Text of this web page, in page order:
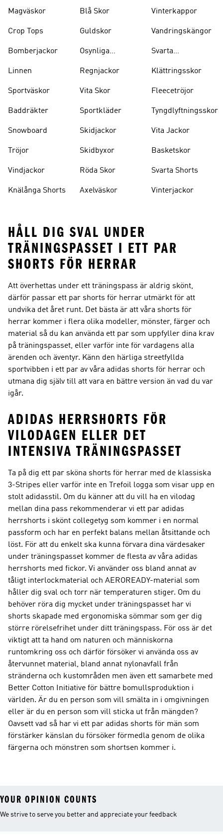
Magväskor
Crop Tops
Bomberjackor
Linnen
Sportväskor
Baddräkter
Snowboard
Tröjor
Vindjackor
Knälånga Shorts
Blå Skor
Guldskor
Osynliga
Regnjackor
Vita Skor
Sportkläder
Skidjackor
Skidbyxor
Röda Skor
Axelväskor
Vinterkappor
Vandringskängor
Svarta
Klättringsskor
Fleecetröjor
Tyngdlyftningsskor
Vita Jackor
Basketskor
Svarta Shorts
Vinterjackor
HÅLL DIG SVAL UNDER
TRÄNINGSPASSET I ETT PAR
SHORTS FÖR HERRAR
Att överhettas under ett träningspass är aldrig skönt,
därför passar ett par shorts för herrar utmärkt för att
undvika det året runt. Det bästa är att våra shorts för
herrar kommer i flera olika modeller, mönster, färger och
material så du kan använda ett par som uppfyller dina krav
på träningspasset, eller varför inte för vardagens alla
ärenden och äventyr. Känn den härliga streetfyllda
sportvibben i ett par av våra adidas shorts för herrar och
utmana dig själv till att vara en bättre version än vad du var
igår.
ADIDAS HERRSHORTS FÖR
VILODAGEN ELLER DET
INTENSIVA TRÄNINGSPASSET
Ta på dig ett par sköna shorts för herrar med de klassiska
3-Stripes eller varför inte en Trefoil logga som visar upp en
stolt adidasstil. Om du känner att du vill ha en vilodag
mellan dina pass rekommenderar vi ett par adidas
herrshorts i skönt collegetyg som kommer i en normal
passform och har en perfekt balans mellan åtsittande och
löst. För att du enkelt ska kunna förvara dina värdesaker
under träningspasset kommer de flesta av våra adidas
herrshorts med fickor. Vi använder oss bland annat av
tåligt interlockmaterial och AEROREADY-material som
håller dig sval och torr när temperaturen stiger. Om du
behöver röra dig mycket under träningspasset har vi
shorts skapade med ergonomiska sömmar som ger dig
större rörelsefrihet under ditt träningspass. För oss är det
viktigt att ta hand om naturen och människorna
runtomkring oss och därför försöker vi använda oss av
återvunnet material, bland annat nylonavfall från
stränderna och kustområden men även ett samarbete med
Better Cotton Initiative för bättre bomullsproduktion i
världen. Är du en person som vill smälta in i omgivningen
eller är du en person som vill sticka ut från mängden?
Oavsett vad så har vi ett par adidas shorts för män som
förstärker känslan du försöker förmedla genom de olika
färgerna och mönstren som shortsen kommer i.
YOUR OPINION COUNTS
We strive to serve you better and appreciate your feedback